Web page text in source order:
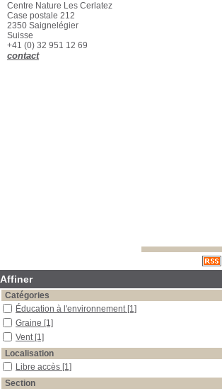
Centre Nature Les Cerlatez
Case postale 212
2350 Saignelégier
Suisse
+41 (0) 32 951 12 69
contact
Affiner
Catégories
Éducation à l'environnement [1]
Graine [1]
Vent [1]
Localisation
Libre accès [1]
Section